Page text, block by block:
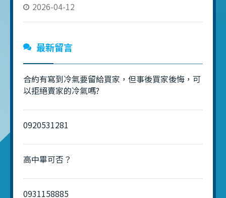
2026-04-12
最新留言
合約有寫到冷氣要留給買家，但事後買家後悔，可
以拒絕賣家的冷氣嗎?
0920531281
高中畢可否？
0931158885